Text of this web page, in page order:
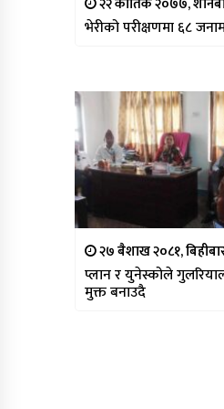
भेरीको परीक्षणमा ६८
२७ बैशाख २०८१,
प्लान र युनेस्कोले
मुक्त बनाउदै